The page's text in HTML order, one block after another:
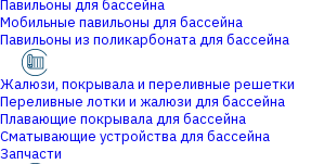
Павильоны для бассейна
Мобильные павильоны для бассейна
Павильоны из поликарбоната для бассейна
Жалюзи, покрывала и переливные решетки
Переливные лотки и жалюзи для бассейна
Плавающие покрывала для бассейна
Сматывающие устройства для бассейна
Запчасти